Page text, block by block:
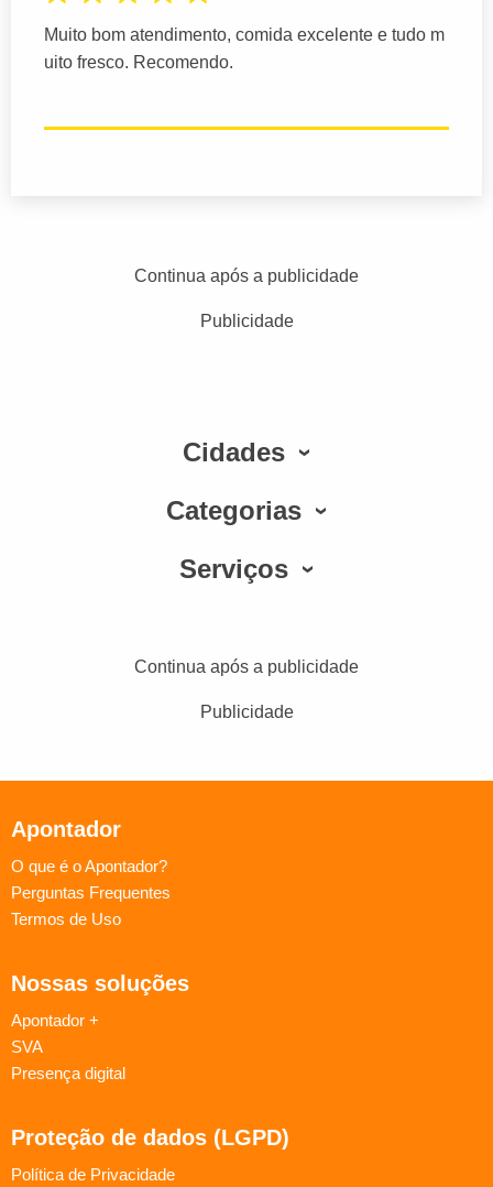
Muito bom atendimento, comida excelente e tudo m
uito fresco. Recomendo.
Continua após a publicidade
Publicidade
Cidades
Categorias
Serviços
Continua após a publicidade
Publicidade
Apontador
O que é o Apontador?
Perguntas Frequentes
Termos de Uso
Nossas soluções
Apontador +
SVA
Presença digital
Proteção de dados (LGPD)
Política de Privacidade